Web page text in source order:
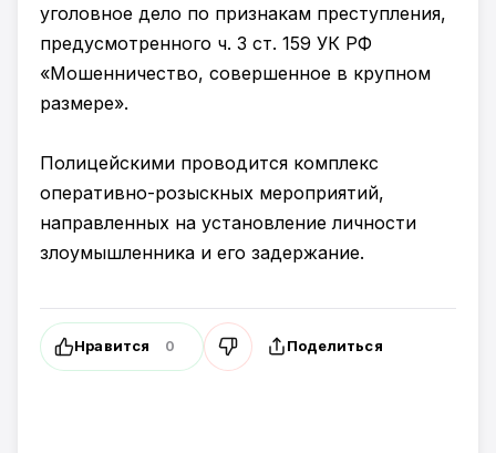
уголовное дело по признакам преступления,
предусмотренного ч. 3 ст. 159 УК РФ
«Мошенничество, совершенное в крупном
размере».
Полицейскими проводится комплекс
оперативно-розыскных мероприятий,
направленных на установление личности
злоумышленника и его задержание.
Нравится 0 Поделиться